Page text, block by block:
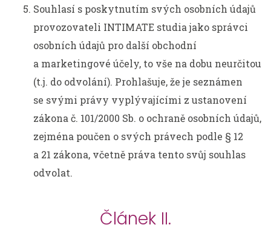
Souhlasí s poskytnutím svých osobních údajů
provozovateli INTIMATE studia jako správci
osobních údajů pro další obchodní
a marketingové účely, to vše na dobu neurčitou
(t.j. do odvolání). Prohlašuje, že je seznámen
se svými právy vyplývajícími z ustanovení
zákona č. 101/2000 Sb. o ochraně osobních údajů,
zejména poučen o svých právech podle § 12
a 21 zákona, včetně práva tento svůj souhlas
odvolat.
Článek II.